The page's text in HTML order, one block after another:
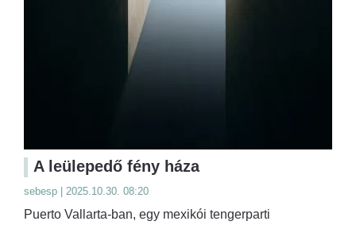
A leülepedő fény háza
sebesp | 2025.10.30. 08:20
Puerto Vallarta-ban, egy mexikói tengerparti